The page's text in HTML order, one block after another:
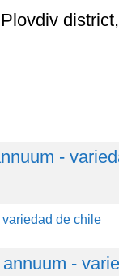
district,
de chile